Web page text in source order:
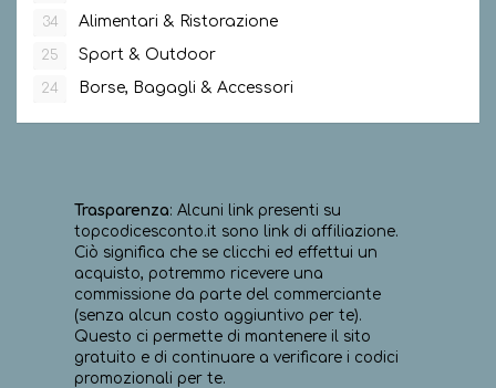
34 Alimentari & Ristorazione
25 Sport & Outdoor
24 Borse, Bagagli & Accessori
Trasparenza: Alcuni link presenti su
topcodicesconto.it sono link di affiliazione.
Ciò significa che se clicchi ed effettui un
acquisto, potremmo ricevere una
commissione da parte del commerciante
(senza alcun costo aggiuntivo per te).
Questo ci permette di mantenere il sito
gratuito e di continuare a verificare i codici
promozionali per te.